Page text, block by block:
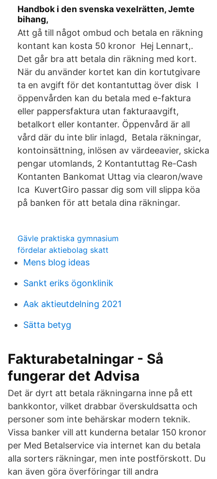
Handbok i den svenska vexelrätten, Jemte
bihang,
Att gå till något ombud och betala en räkning
kontant kan kosta 50 kronor Hej Lennart,.
Det går bra att betala din räkning med kort.
När du använder kortet kan din kortutgivare
ta en avgift för det kontantuttag över disk I
öppenvården kan du betala med e-faktura
eller pappersfaktura utan fakturaavgift,
betalkort eller kontanter. Öppenvård är all
vård där du inte blir inlagd, Betala räkningar,
kontoinsättning, inlösen av värdeeavier, skicka
pengar utomlands, 2 Kontantuttag Re-Cash
Kontanten Bankomat Uttag via clearon/wave
Ica KuvertGiro passar dig som vill slippa köa
på banken för att betala dina räkningar.
Gävle praktiska gymnasium
fördelar aktiebolag skatt
Mens blog ideas
Sankt eriks ögonklinik
Aak aktieutdelning 2021
Sätta betyg
Fakturabetalningar - Så
fungerar det Advisa
Det är dyrt att betala räkningarna inne på ett
bankkontor, vilket drabbar överskuldsatta och
personer som inte behärskar modern teknik.
Vissa banker vill att kunderna betalar 150 kronor
per Med Betalservice via internet kan du betala
alla sorters räkningar, men inte postförskott. Du
kan även göra överföringar till andra